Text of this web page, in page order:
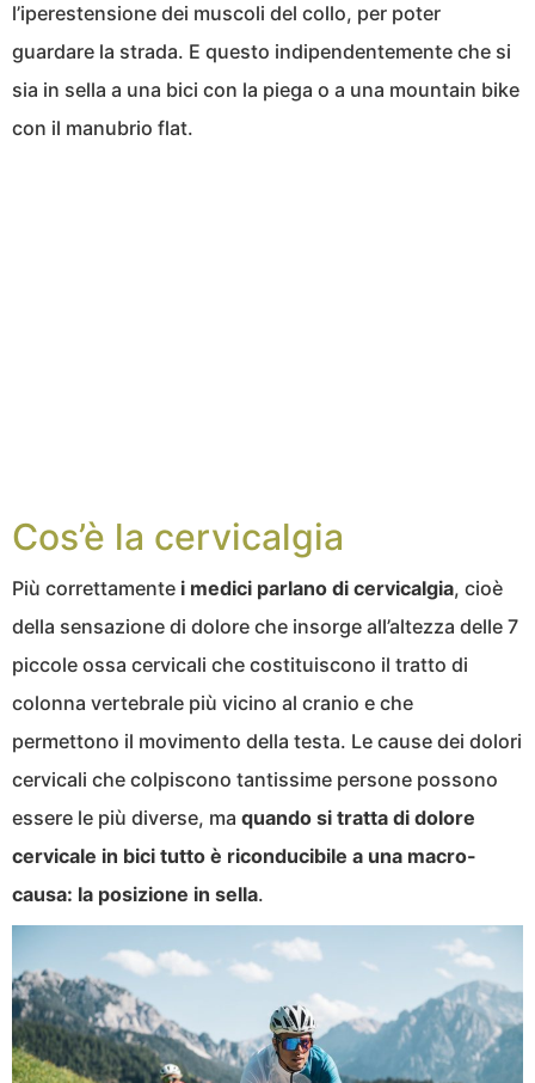
l’iperestensione dei muscoli del collo, per poter
guardare la strada. E questo indipendentemente che si
sia in sella a una bici con la piega o a una mountain bike
con il manubrio flat.
Cos’è la cervicalgia
Più correttamente i medici parlano di cervicalgia, cioè
della sensazione di dolore che insorge all’altezza delle 7
piccole ossa cervicali che costituiscono il tratto di
colonna vertebrale più vicino al cranio e che
permettono il movimento della testa. Le cause dei dolori
cervicali che colpiscono tantissime persone possono
essere le più diverse, ma quando si tratta di dolore
cervicale in bici tutto è riconducibile a una macro-
causa: la posizione in sella.